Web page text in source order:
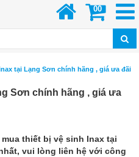
00
tại Lạng Sơn chính hãng , giá ưa đãi
Sơn chính hãng , giá ưa
thiết bị vệ sinh Inax tại
vui lòng liên hệ với công